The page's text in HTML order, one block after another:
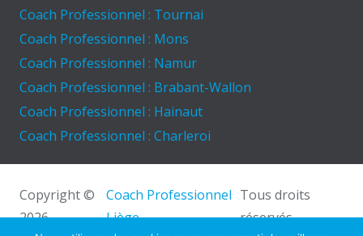
Coach Professionnel : Tournai
Coach Professionnel : Mons
Coach Professionnel : Namur
Coach Professionnel : Brabant-Wallon
Coach Professionnel : Hainaut
Coach Professionnel : Charleroi
Copyright ©
2026
Coach Professionnel
Liège.
Tous droits
réservés.